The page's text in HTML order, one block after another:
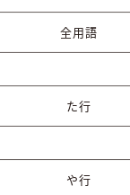
全用語
た行
や行